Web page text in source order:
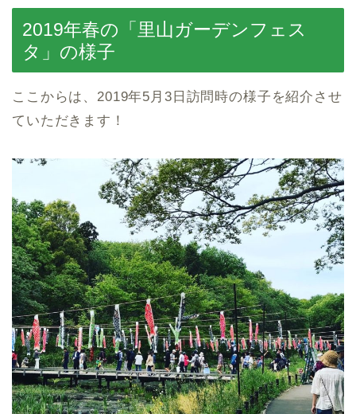
2019年春の「里山ガーデンフェス
タ」の様子
ここからは、2019年5月3日訪問時の様子を紹介させ
ていただきます！